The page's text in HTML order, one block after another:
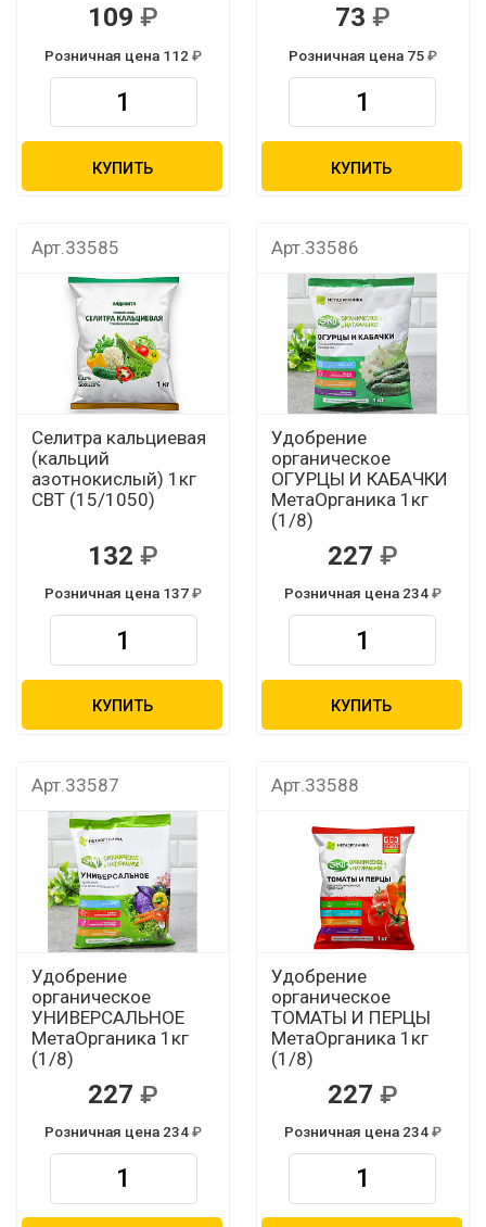
109
Розничная цена 112
КУПИТЬ
73
Розничная цена 75
КУПИТЬ
Арт.33585
Селитра кальциевая
(кальций
азотнокислый) 1кг
СВТ (15/1050)
132
Розничная цена 137
КУПИТЬ
Арт.33586
Удобрение
органическое
ОГУРЦЫ И КАБАЧКИ
МетаОрганика 1кг
(1/8)
227
Розничная цена 234
КУПИТЬ
Арт.33587
Удобрение
органическое
УНИВЕРСАЛЬНОЕ
МетаОрганика 1кг
(1/8)
227
Розничная цена 234
Арт.33588
Удобрение
органическое
ТОМАТЫ И ПЕРЦЫ
МетаОрганика 1кг
(1/8)
227
Розничная цена 234